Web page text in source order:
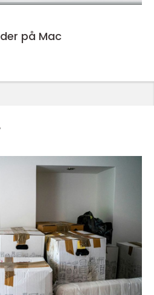
på Mac